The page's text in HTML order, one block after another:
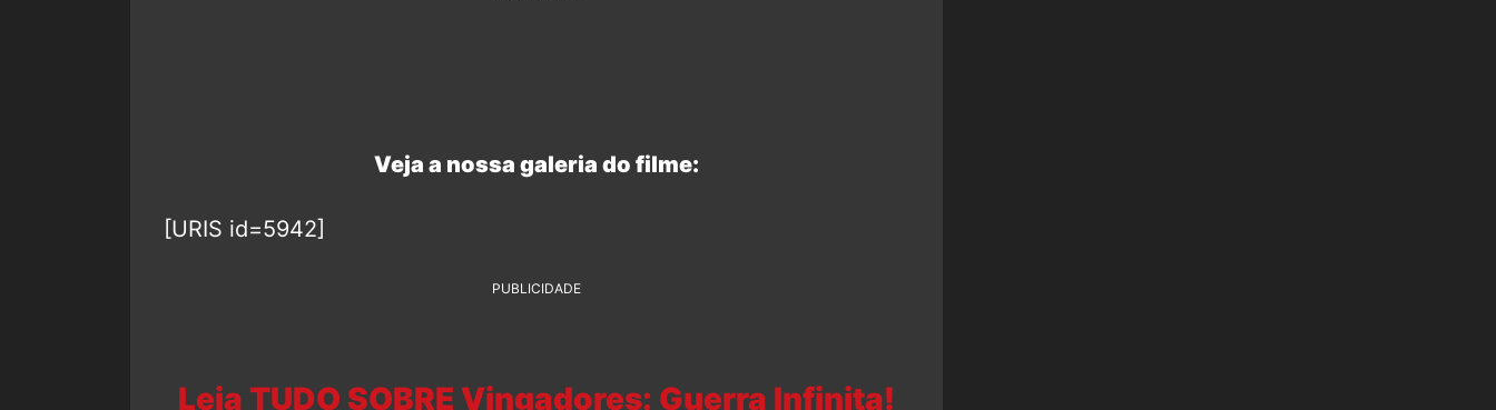
Veja a nossa galeria do filme:
[URIS id=5942]
PUBLICIDADE
Leia TUDO SOBRE Vingadores: Guerra Infinita!